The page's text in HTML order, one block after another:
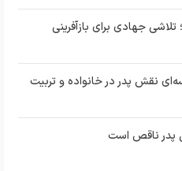
جهادی برای بازآفرینی
نقش پدر در خانواده و تربیت
پدر ناقص است